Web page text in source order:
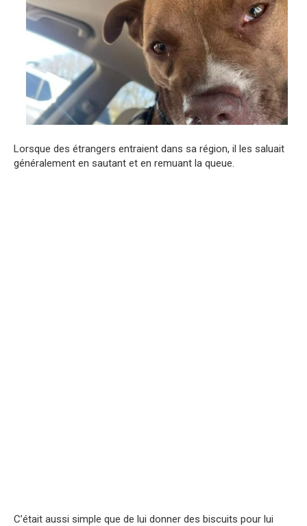
Lorsque des étrangers entraient dans sa région, il les saluait
généralement en sautant et en remuant la queue.
C’était aussi simple que de lui donner des biscuits pour lui